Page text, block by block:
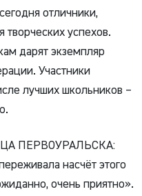
отличники,
творческих успехов.
дарят экземпляр
Участники
лучших школьников –
ПЕРВОУРАЛЬСКА:
насчёт этого
очень приятно».